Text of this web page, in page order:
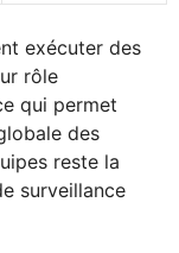
exécuter des
rôle
qui permet
des
reste la
surveillance